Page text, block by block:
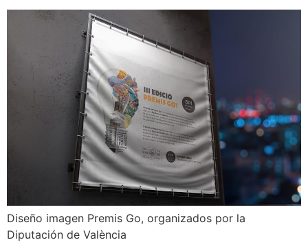
Diseño imagen Premis Go, organizados por la
Diputación de València